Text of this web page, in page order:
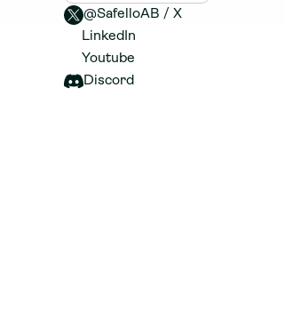
@SafelloAB / X
LinkedIn
Youtube
Discord